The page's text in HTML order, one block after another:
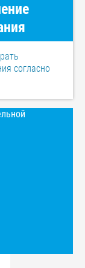
согласно